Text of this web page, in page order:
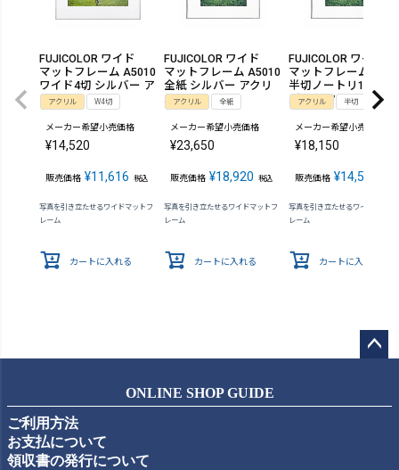
FUJICOLOR ワイド
マットフレーム A5010
ワイド4切 シルバー ア
クリル
アクリル W4切
メーカー希望小売価格
¥14,520
販売価格 ¥11,616 税込
写真を引き立たせるワイドマットフ
レーム
カートに入れる
FUJICOLOR ワイド
マットフレーム A5010
全紙 シルバー アクリ
ルアクリル 全紙
メーカー希望小売価格
¥23,650
販売価格 ¥18,920 税込
写真を引き立たせるワイドマットフ
レーム
カートに入れる
FUJICOLOR ワイド
マットフレーム
半切ノートリ135 シ
バー アクリル
アクリル 半切
メーカー希望小売価格
¥18,150
販売価格 ¥14,520
写真を引き立たせるワイドマット
レーム
カートに入れる
ップ
ONLINE SHOP GUIDE
ご利用方法
お支払について
領収書の発行について